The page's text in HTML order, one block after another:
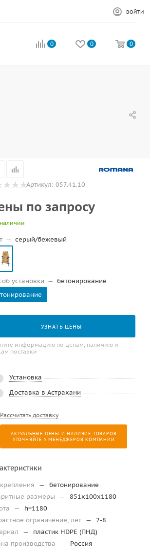
ВОЙТИ
0 0 0
Артикул: 057.41.10
по запросу
— серый/бежевый
установки — бетонирование
УЗНАТЬ ЦЕНЫ
информацию по ценам, наличию и
поставки
Установка
Доставка в Астрахани
Рассчитать доставку
АКТУАЛЬНЫЕ ЦЕНЫ И НАЛИЧИЕ ТОВАРОВ
УТОЧНЯЙТЕ У МЕНЕДЖЕРОВ КОМПАНИИ
—
бетонирование
размеры
—
851x100x1180
—
h=1180
ограничение, лет —
2-8
—
пластик HDPE (ПНД)
производства
— Россия